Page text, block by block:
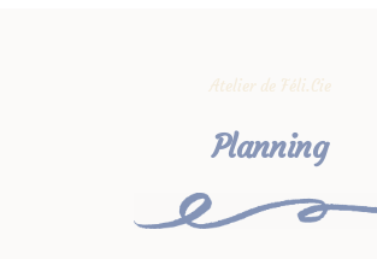
Atelier de Féli.Cie
Planning